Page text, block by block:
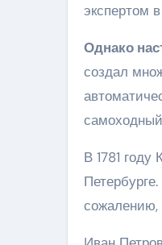
экспертом
Однако
создал
В 1781
сожалению,